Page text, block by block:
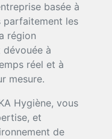
basée à
parfaitement les
région
dévouée à
réel et à
mesure.
Hygiène, vous
et
de